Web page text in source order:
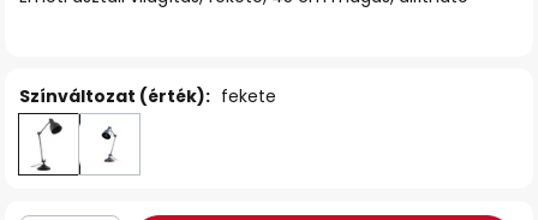
Színváltozat (érték): fekete